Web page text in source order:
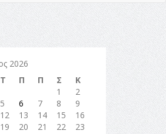
2026
Τ Π Π Σ
Κ
1
2
5 6 7 8
9
12 13 14 15
16
19 20 21 22
23